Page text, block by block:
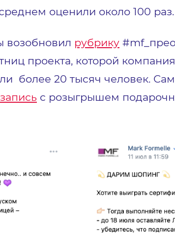
оценили около 100 раз.
возобновил рубрику
проекта, которой
более 20 тысяч человек.
с розыгрышем